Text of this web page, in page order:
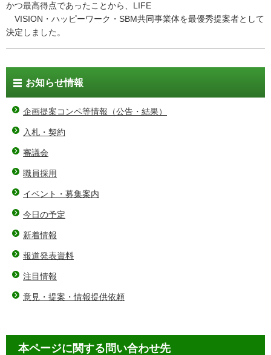
かつ最高得点であったことから、LIFE
VISION・ハッピーワーク・SBM共同事業体を最優秀提案者として
決定しました。
お知らせ情報
企画提案コンペ等情報（公告・結果）
入札・契約
審議会
職員採用
イベント・募集案内
今日の予定
新着情報
報道発表資料
注目情報
意見・提案・情報提供依頼
本ページに関する問い合わせ先